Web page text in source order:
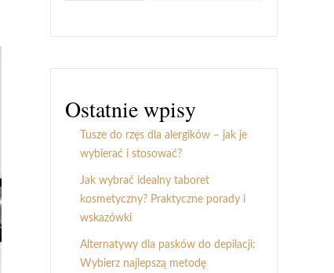
Ostatnie wpisy
Tusze do rzęs dla alergików – jak je
wybierać i stosować?
Jak wybrać idealny taboret
kosmetyczny? Praktyczne porady i
wskazówki
Alternatywy dla pasków do depilacji:
Wybierz najlepszą metodę